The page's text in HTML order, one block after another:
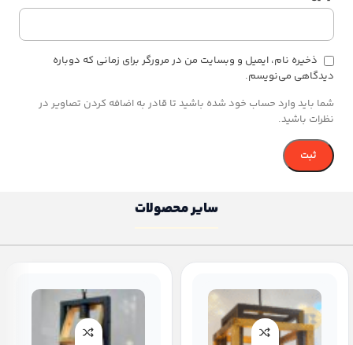
ذخیره نام، ایمیل و وبسایت من در مرورگر برای زمانی که دوباره
دیدگاهی می‌نویسم.
شما باید وارد حساب خود شده باشید تا قادر به اضافه کردن تصاویر در
نظرات باشید.
سایر محصولات